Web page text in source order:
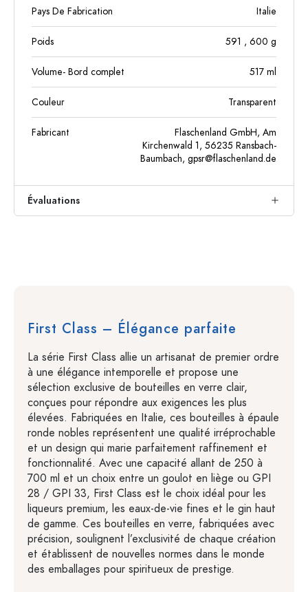
Pays De Fabrication Italie
Poids 591 , 600 g
Volume- Bord complet 517 ml
Couleur Transparent
Fabricant
Flaschenland GmbH, Am
Kirchenwald 1, 56235 Ransbach-
Baumbach, gpsr@flaschenland.de
Évaluations
First Class – Élégance parfaite
La série First Class allie un artisanat de premier ordre
à une élégance intemporelle et propose une
sélection exclusive de bouteilles en verre clair,
conçues pour répondre aux exigences les plus
élevées. Fabriquées en Italie, ces bouteilles à épaule
ronde nobles représentent une qualité irréprochable
et un design qui marie parfaitement raffinement et
fonctionnalité. Avec une capacité allant de 250 à
700 ml et un choix entre un goulot en liège ou GPI
28 / GPI 33, First Class est le choix idéal pour les
liqueurs premium, les eaux-de-vie fines et le gin haut
de gamme. Ces bouteilles en verre, fabriquées avec
précision, soulignent l’exclusivité de chaque création
et établissent de nouvelles normes dans le monde
des emballages pour spiritueux de prestige.